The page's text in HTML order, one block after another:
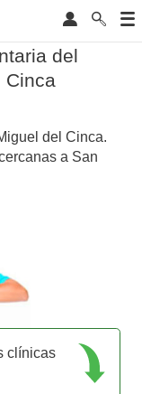
del
Cinca
del Cinca.
a San
clínicas